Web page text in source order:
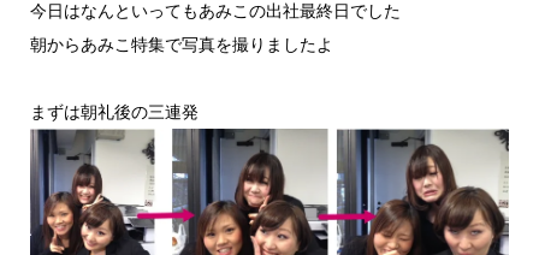
今日はなんといってもあみこの出社最終日でした
朝からあみこ特集で写真を撮りましたよ
まずは朝礼後の三連発